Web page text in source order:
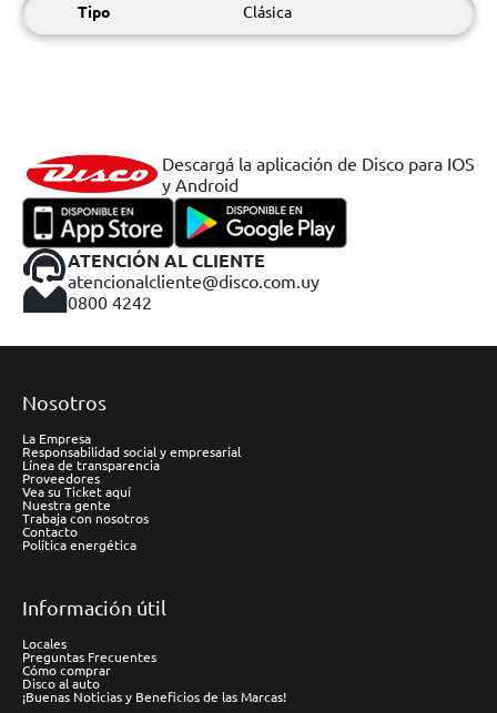
Tipo Clásica
Descargá la aplicación de Disco para IOS
y Android
ATENCIÓN AL CLIENTE
atencionalcliente@disco.com.uy
0800 4242
Nosotros
La Empresa
Responsabilidad social y empresarial
Línea de transparencia
Proveedores
Vea su Ticket aquí
Nuestra gente
Trabaja con nosotros
Contacto
Política energética
Información útil
Locales
Preguntas Frecuentes
Cómo comprar
Disco al auto
¡Buenas Noticias y Beneficios de las Marcas!